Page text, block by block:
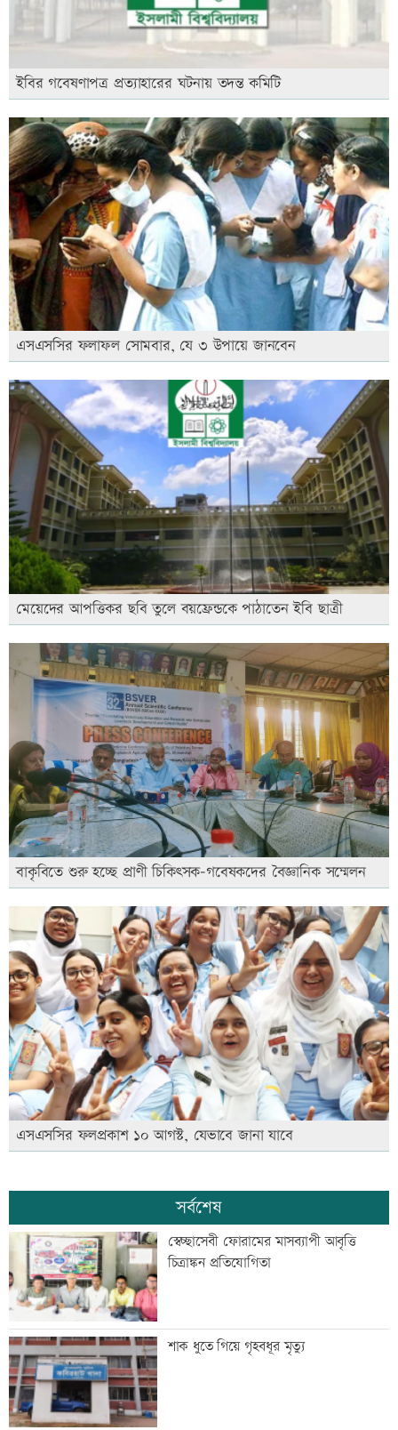
ইবির গবেষণাপত্র প্রত্যাহারের ঘটনায় তদন্ত কমিটি
এসএসসির ফলাফল সোমবার, যে ৩ উপায়ে জানবেন
মেয়েদের আপত্তিকর ছবি তুলে বয়ফ্রেন্ডকে পাঠাতেন ইবি ছাত্রী
বাকৃবিতে শুরু হচ্ছে প্রাণী চিকিৎসক-গবেষকদের বৈজ্ঞানিক সম্মেলন
এসএসসির ফলপ্রকাশ ১০ আগস্ট, যেভাবে জানা যাবে
সর্বশেষ
স্বেচ্ছাসেবী ফোরামের মাসব্যাপী আবৃত্তি
চিত্রাঙ্কন প্রতিযোগিতা
শাক ধুতে গিয়ে গৃহবধূর মৃত্যু